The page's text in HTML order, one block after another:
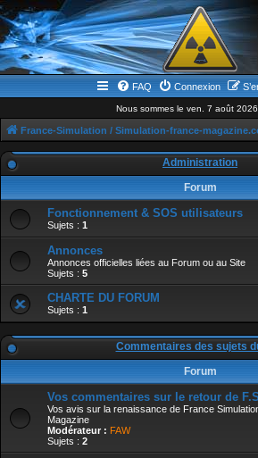
FAQ Connexion
Nous sommes le ven. 7 août
France-Simulation / Simulation-france-
Administration
Forum
Fonctionnement & SOS utilisateurs
Sujets : 1
Annonces
Annonces officielles liées au Forum ou au Site
Sujets : 5
CHARTE DU FORUM
Sujets : 1
Commentaires des sujets
Forum
Vos commentaires sur le retour de
Vos avis sur la renaissance de France
Magazine
Modérateur : FAW
Sujets : 2